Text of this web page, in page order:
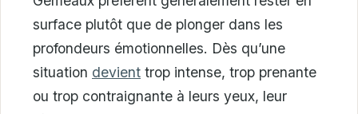
surface plutôt que de plonger dans les
profondeurs émotionnelles. Dès qu’une
situation devient trop intense, trop prenante
ou trop contraignante à leurs yeux, leur